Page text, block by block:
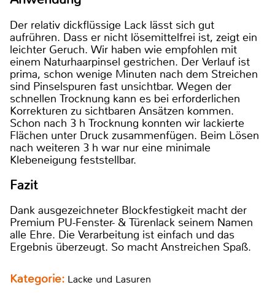
Der relativ dickflüssige Lack lässt sich gut
aufrühren. Dass er nicht lösemittelfrei ist, zeigt ein
leichter Geruch. Wir haben wie empfohlen mit
einem Naturhaarpinsel gestrichen. Der Verlauf ist
prima, schon wenige Minuten nach dem Streichen
sind Pinselspuren fast unsichtbar. Wegen der
schnellen Trocknung kann es bei erforderlichen
Korrekturen zu sichtbaren Ansätzen kommen.
Schon nach 3 h Trocknung konnten wir lackierte
Flächen unter Druck zusammenfügen. Beim Lösen
nach weiteren 3 h war nur eine minimale
Klebeneigung feststellbar.
Fazit
Dank ausgezeichneter Blockfestigkeit macht der
Premium PU-Fenster- & Türenlack seinem Namen
alle Ehre. Die Verarbeitung ist einfach und das
Ergebnis überzeugt. So macht Anstreichen Spaß.
Kategorie: Lacke und Lasuren